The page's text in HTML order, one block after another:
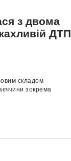
з двома
ДТП
складом
зокрема